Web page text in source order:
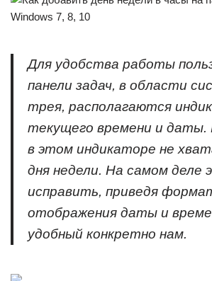
Для удобства работы
панели задач, в области
трея, располагаются
текущего времени и даты.
в этом индикаторе не
дня недели. На самом деле
исправить, приведя
отображения даты и
удобный конкретно нам.